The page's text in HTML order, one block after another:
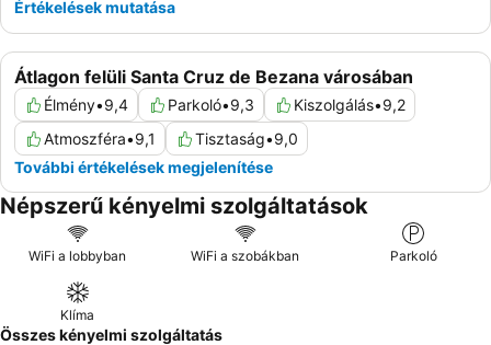
Átlagon felüli Santa Cruz de Bezana városában
Élmény•9,4 Parkoló•9,3 Kiszolgálás•9,2
Atmoszféra•9,1 Tisztaság•9,0
További értékelések megjelenítése
Értékelések mutatása
Népszerű kényelmi szolgáltatások
WiFi a lobbyban WiFi a szobákban Parkoló
Klíma
Összes kényelmi szolgáltatás